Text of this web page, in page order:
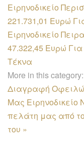
Ειρηνοδικείο
221.731,01 Ευρώ
Ειρηνοδικείο
47.322,45 Ευρώ
Τέκνα
More in this category:
Διαγραφή
Μας
πελάτη μας από
του »